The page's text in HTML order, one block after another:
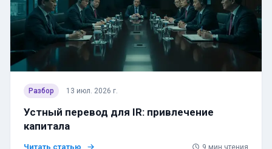
Разбор 13 июл. 2026 г.
Устный перевод для IR: привлечение
капитала
Читать статью 9 мин чтения